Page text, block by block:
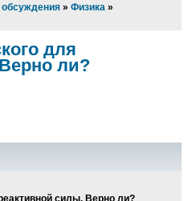
обсуждения » Физика »
для
ли?
силы. Верно ли?